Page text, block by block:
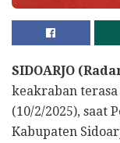
SIDOARJO
keakraban
(10/2/2025), saat
Kabupaten